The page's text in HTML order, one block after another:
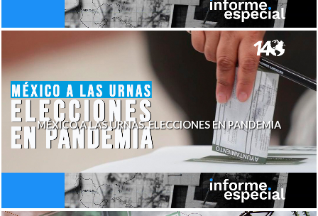
MÉXICO A LAS URNAS. ELECCIONES EN PANDEMIA